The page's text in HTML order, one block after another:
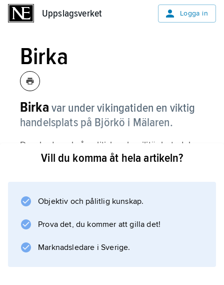
Uppslagsverket Logga in
Birka
Birka var under vikingatiden en viktig
handelsplats på Björkö i Mälaren.
Den hade också politisk och militär betydelse.
Birka grundades cirka år 790 och
handelsplatser. Att anlägga en sådan var ett
höll till på Hovgården på grannön Adelsö när
Vill du komma åt hela artikeln?
Objektiv och pålitlig kunskap.
Prova det, du kommer att gilla det!
Marknadsledare i Sverige.